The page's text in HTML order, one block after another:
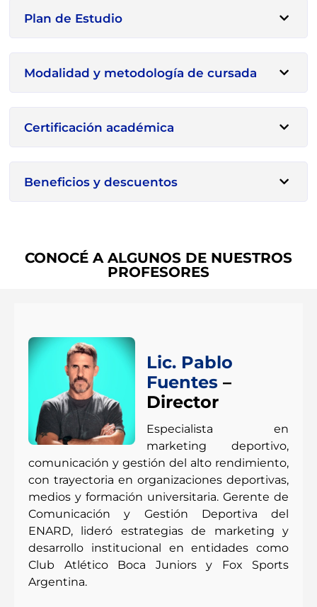
Plan de Estudio
Modalidad y metodología de cursada
Certificación académica
Beneficios y descuentos
CONOCÉ A ALGUNOS DE NUESTROS
PROFESORES
Lic. Pablo
Fuentes –
Director
Especialista en
marketing deportivo,
comunicación y gestión del alto rendimiento,
con trayectoria en organizaciones deportivas,
medios y formación universitaria. Gerente de
Comunicación y Gestión Deportiva del
ENARD, lideró estrategias de marketing y
desarrollo institucional en entidades como
Club Atlético Boca Juniors y Fox Sports
Argentina.